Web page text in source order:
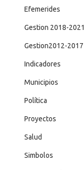
Efemerides
Gestion 2018-2021
Gestion2012-2017
Indicadores
Municipios
Política
Proyectos
Salud
Simbolos